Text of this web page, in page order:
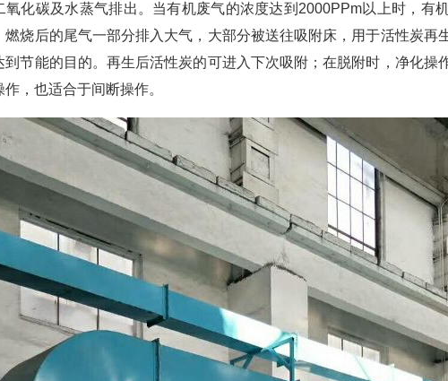
氧化碳及水蒸气排出。当有机废气的浓度达到2000PPm以上时，有
燃烧后的尾气一部分排入大气，大部分被送往吸附床，用于活性炭再
到节能的目的。再生后活性炭的可进入下次吸附；在脱附时，净化操
，也适合于间断操作。